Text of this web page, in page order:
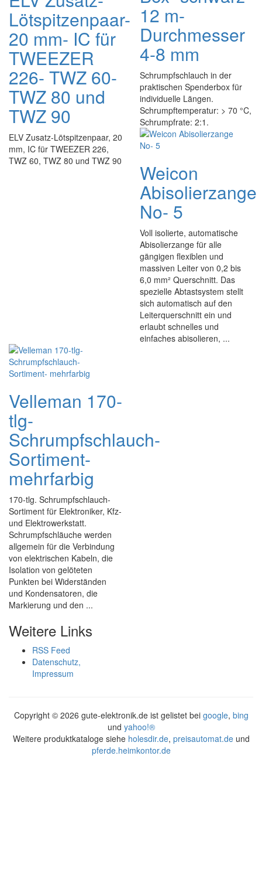
Lötspitzenpaar-
20 mm- IC für
TWEEZER
226- TWZ 60-
TWZ 80 und
TWZ 90
ELV Zusatz-Lötspitzenpaar, 20
mm, IC für TWEEZER 226,
TWZ 60, TWZ 80 und TWZ 90
12 m-
Durchmesser
4-8 mm
Schrumpfschlauch in der
praktischen Spenderbox für
individuelle Längen.
Schrumpftemperatur: > 70 °C,
Schrumpfrate: 2:1.
Weicon
Abisolierzange
No- 5
Voll isolierte, automatische
Abisolierzange für alle
gängigen flexiblen und
massiven Leiter von 0,2 bis
6,0 mm² Querschnitt. Das
spezielle Abtastsystem stellt
sich automatisch auf den
Leiterquerschnitt ein und
erlaubt schnelles und
einfaches abisolieren, ...
Velleman 170-
tlg-
Schrumpfschlauch-
Sortiment-
mehrfarbig
170-tlg. Schrumpfschlauch-
Sortiment für Elektroniker, Kfz-
und Elektrowerkstatt.
Schrumpfschläuche werden
allgemein für die Verbindung
von elektrischen Kabeln, die
Isolation von gelöteten
Punkten bei Widerständen
und Kondensatoren, die
Markierung und den ...
Weitere Links
RSS Feed
Datenschutz,
Impressum
Copyright © 2026 gute-elektronik.de ist gelistet bei google, bing
und yahoo!®
Weitere produktkataloge siehe holesdir.de, preisautomat.deund
pferde.heimkontor.de